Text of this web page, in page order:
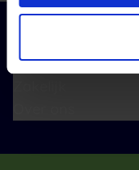
Klantenservice